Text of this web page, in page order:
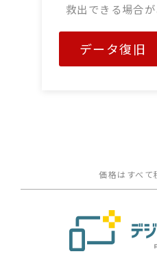
救出できる場合が
データ復旧
価格はすべて